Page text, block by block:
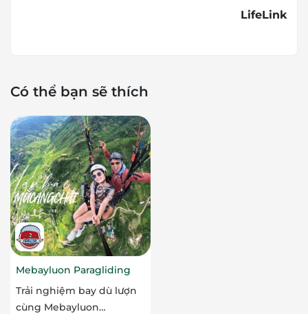
LifeLink
Có thể bạn sẽ thích
Mebayluon Paragliding
Trải nghiệm bay dù lượn
cùng Mebayluon